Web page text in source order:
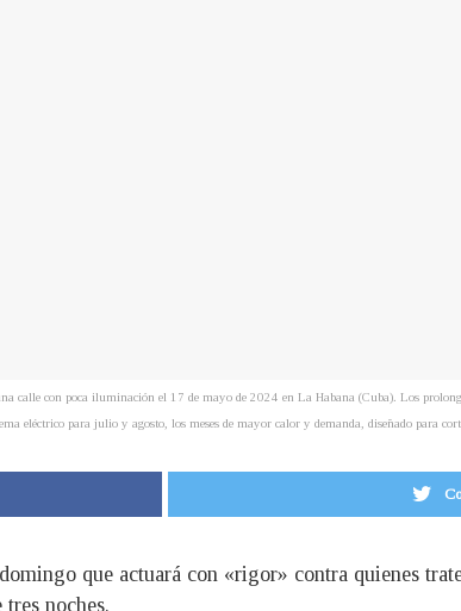
con poca iluminación el 17 de mayo de 2024 en La Habana (Cuba). Los
eléctrico para julio y agosto, los meses de mayor calor y demanda, diseñado para
que actuará con «rigor» contra quienes
noches.